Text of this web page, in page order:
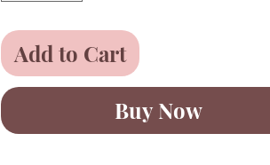
Add to Cart
Buy Now